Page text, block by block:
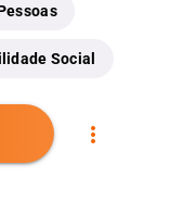
Social
more_vert